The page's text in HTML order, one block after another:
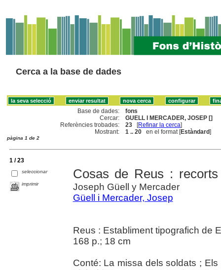
Cerca a la base de dades
Base de dades:
fons
Cercar:
GUELL I MERCADER, JOSEP []
Referències trobades:
23 [Refinar la cerca]
Mostrant:
1 .. 20 en el format [Estàndard]
pàgina 1 de 2
1 / 23
seleccionar
imprimir
Cosas de Reus :
Joseph Güell y Mercader
Güell i Mercader, Josep
Reus : Establiment tipografich de
168 p.; 18 cm
Conté: La missa dels soldats ;